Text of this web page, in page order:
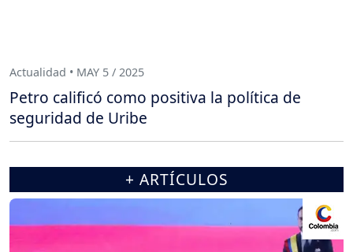
Actualidad • MAY 5 / 2025
Petro calificó como positiva la política de
seguridad de Uribe
+ ARTÍCULOS